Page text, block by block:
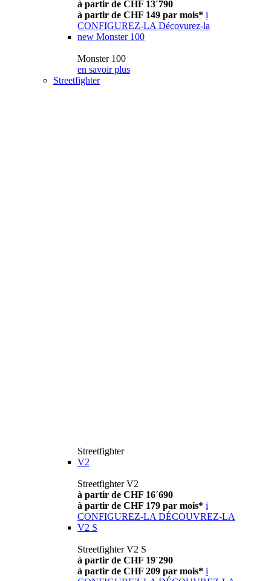
à partir de CHF 13´790
à partir de CHF 149 par mois* i
CONFIGUREZ-LA Décovurez-la
new Monster 100
Monster 100
en savoir plus
Streetfighter
Streetfighter
V2
Streetfighter V2
à partir de CHF 16´690
à partir de CHF 179 par mois* i
CONFIGUREZ-LA DÉCOUVREZ-LA
V2 S
Streetfighter V2 S
à partir de CHF 19´290
à partir de CHF 209 par mois* i